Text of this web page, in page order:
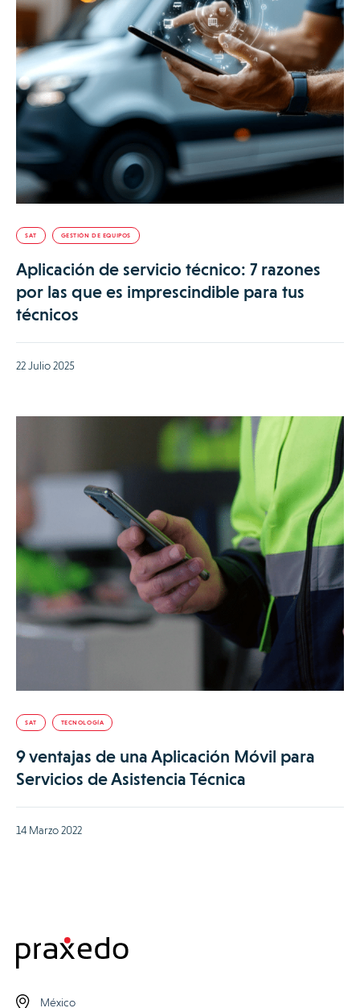
SAT GESTIÓN DE EQUIPOS
Aplicación de servicio técnico: 7 razones
por las que es imprescindible para tus
técnicos
22 Julio 2025
SAT TECNOLOGÍA
9 ventajas de una Aplicación Móvil para
Servicios de Asistencia Técnica
14 Marzo 2022
México